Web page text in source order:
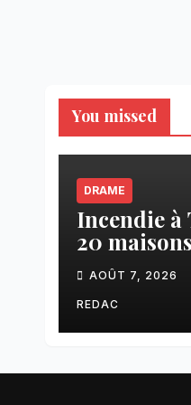
You missed
DRAME
Incendie à
20
en
familles
AOÛT 7, 2026
REDAC